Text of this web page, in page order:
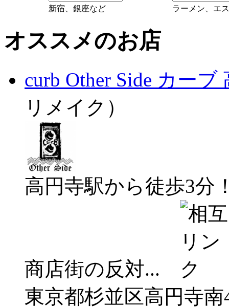
新宿、銀座など
ラーメン、エ
オススメのお店
curb Other Side カーブ
リメイク）
高円寺駅から徒歩3分
商店街の反対...
東京都杉並区高円寺